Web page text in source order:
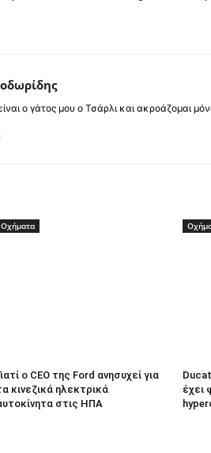
ο γάτος μου ο Τσάρλι και ακροάζομαι
Οχήματα
ο CEO της Ford ανησυχεί για
κινεζικά ηλεκτρικά
στις ΗΠΑ
έχει